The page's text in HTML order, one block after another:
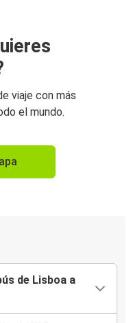
viaje con más
el mundo.
de Lisboa a